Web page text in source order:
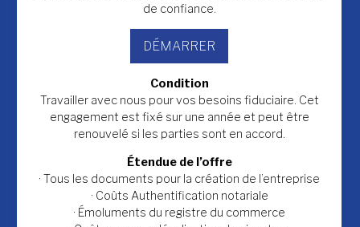
de confiance.
DÉMARRER
Condition
Travailler avec nous pour vos besoins fiduciaire. Cet
engagement est fixé sur une année et peut être
renouvelé si les parties sont en accord.
Étendue de l’offre
· Tous les documents pour la création de l’entreprise
· Coûts Authentification notariale
· Émoluments du registre du commerce